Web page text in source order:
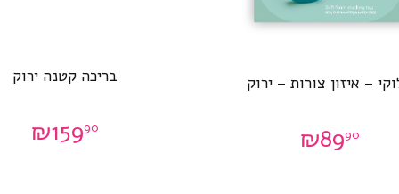
– איזון צורות – ירוק
₪8990
בריכה קטנה ירוק
₪15990